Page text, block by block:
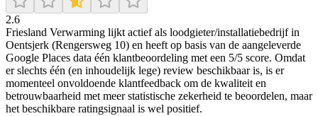
2.6
Friesland Verwarming lijkt actief als loodgieter/installatiebedrijf in
Oentsjerk (Rengersweg 10) en heeft op basis van de aangeleverde
Google Places data één klantbeoordeling met een 5/5 score. Omdat
er slechts één (en inhoudelijk lege) review beschikbaar is, is er
momenteel onvoldoende klantfeedback om de kwaliteit en
betrouwbaarheid met meer statistische zekerheid te beoordelen, maar
het beschikbare ratingsignaal is wel positief.